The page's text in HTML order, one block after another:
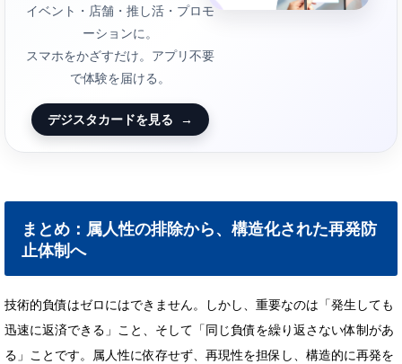
イベント・店舗・推し活・プロモ
ーションに。
スマホをかざすだけ。アプリ不要
で体験を届ける。
デジスタカードを見る →
まとめ：属人性の排除から、構造化された再発防
止体制へ
技術的負債はゼロにはできません。しかし、重要なのは「発生しても
迅速に返済できる」こと、そして「同じ負債を繰り返さない体制があ
る」ことです。属人性に依存せず、再現性を担保し、構造的に再発を